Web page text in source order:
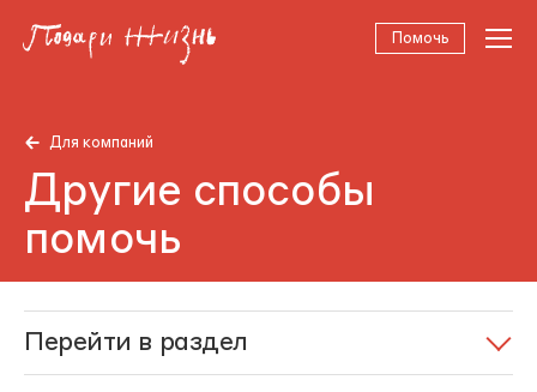
Помочь
Для компаний
Другие способы
помочь
Перейти в раздел